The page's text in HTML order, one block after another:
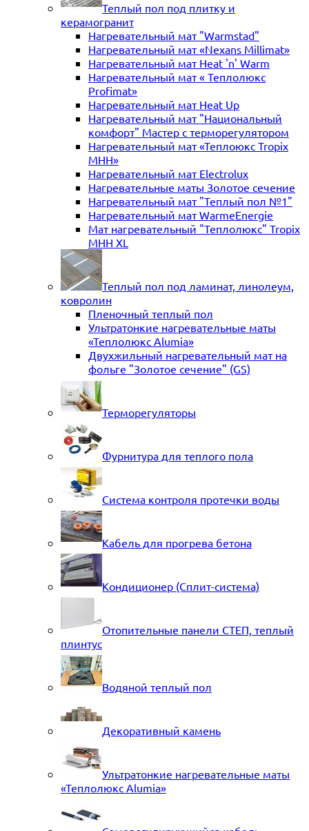
Теплый пол под плитку и
керамогранит
Нагревательный мат "Warmstad"
Нагревательный мат «Nexans Millimat»
Нагревательный мат Heat 'n' Warm
Нагревательный мат « Теплолюкс
Profimat»
Нагревательный мат Heat Up
Нагревательный мат "Национальный
комфорт" Мастер с терморегулятором
Нагревательный мат «Теплоюкс Tropix
MHH»
Нагревательный мат Electrolux
Нагревательные маты Золотое сечение
Нагревательный мат "Теплый пол №1"
Нагревательный мат WarmeEnergie
Мат нагревательный "Теплолюкс" Tropix
МНН XL
Теплый пол под ламинат, линолеум,
ковролин
Пленочный теплый пол
Ультратонкие нагревательные маты
«Теплолюкс Alumia»
Двухжильный нагревательный мат на
фольге "Золотое сечение" (GS)
Терморегуляторы
Фурнитура для теплого пола
Система контроля протечки воды
Кабель для прогрева бетона
Кондиционер (Сплит-система)
Отопительные панели СТЕП, теплый
плинтус
Водяной теплый пол
Декоративный камень
Ультратонкие нагревательные маты
«Теплолюкс Alumia»